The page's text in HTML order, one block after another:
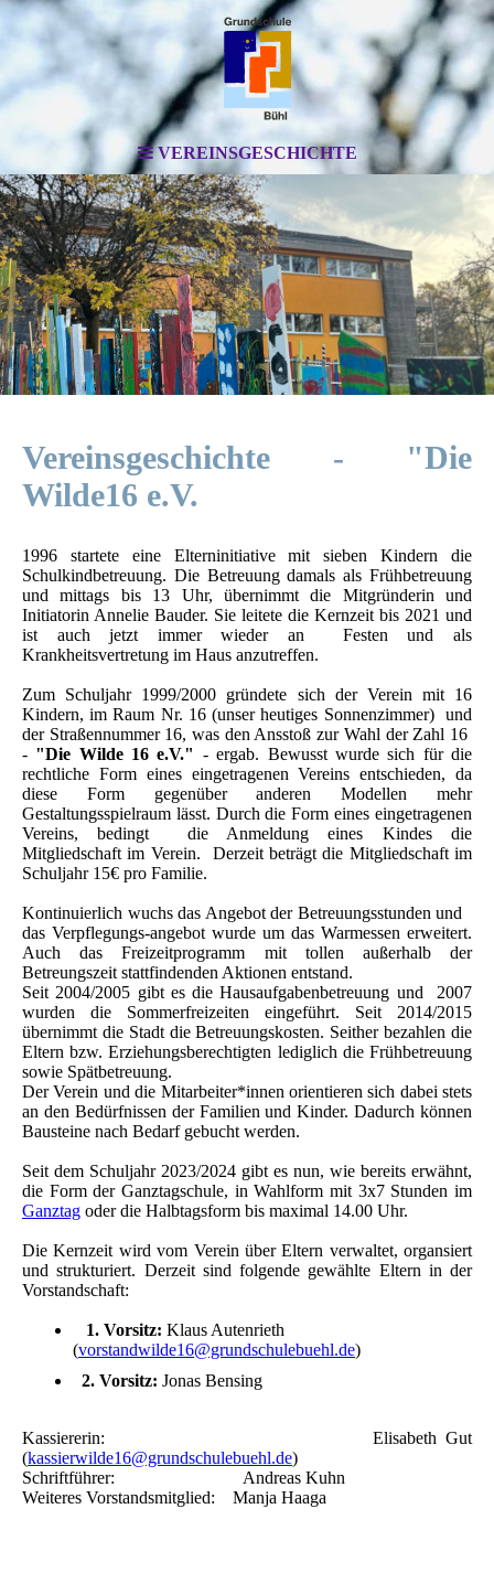
VEREINSGESCHICHTE
Vereinsgeschichte - "Die
Wilde16 e.V.
1996 startete eine Elterninitiative mit sieben Kindern die
Schulkindbetreuung. Die Betreuung damals als Frühbetreuung
und mittags bis 13 Uhr, übernimmt die Mitgründerin und
Initiatorin Annelie Bauder. Sie leitete die Kernzeit bis 2021 und
ist auch jetzt immer wieder an Festen und als
Krankheitsvertretung im Haus anzutreffen.
Zum Schuljahr 1999/2000 gründete sich der Verein mit 16
Kindern, im Raum Nr. 16 (unser heutiges Sonnenzimmer) und
der Straßennummer 16, was den Ansstoß zur Wahl der Zahl 16
- "Die Wilde 16 e.V." -ergab. Bewusst wurde sich für die
rechtliche Form eines eingetragenen Vereins entschieden, da
diese Form gegenüber anderen Modellen mehr
Gestaltungsspielraum lässt. Durch die Form eines eingetragenen
Vereins, bedingt die Anmeldung eines Kindes die
Mitgliedschaft im Verein. Derzeit beträgt die Mitgliedschaft im
Schuljahr 15€ pro Familie.
Kontinuierlich wuchs das Angebot der Betreuungsstunden und
das Verpflegungs-angebot wurde um das Warmessen erweitert.
Auch das Freizeitprogramm mit tollen außerhalb der
Betreungszeit stattfindenden Aktionen entstand.
Seit 2004/2005 gibt es die Hausaufgabenbetreuung und 2007
wurden die Sommerfreizeiten eingeführt. Seit 2014/2015
übernimmt die Stadt die Betreuungskosten. Seither bezahlen die
Eltern bzw. Erziehungsberechtigten lediglich die Frühbetreuung
sowie Spätbetreuung.
Der Verein und die Mitarbeiter*innen orientieren sich dabei stets
an den Bedürfnissen der Familien und Kinder. Dadurch können
Bausteine nach Bedarf gebucht werden.
Seit dem Schuljahr 2023/2024 gibt es nun, wie bereits erwähnt,
die Form der Ganztagschule, in Wahlform mit 3x7 Stunden im
Ganztag oder die Halbtagsform bis maximal 14.00 Uhr.
Die Kernzeit wird vom Verein über Eltern verwaltet, organsiert
und strukturiert. Derzeit sind folgende gewählte Eltern in der
Vorstandschaft:
1. Vorsitz: Klaus Autenrieth
(vorstandwilde16@grundschulebuehl.de)
2. Vorsitz: Jonas Bensing
Kassiererin: Elisabeth Gut
(kassierwilde16@grundschulebuehl.de)
Schriftführer: Andreas Kuhn
Weiteres Vorstandsmitglied: Manja Haaga